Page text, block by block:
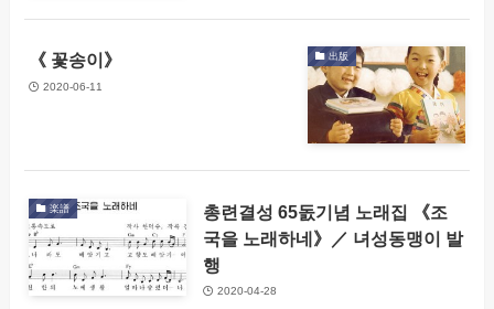
出版
《 꽃송이》
2020-06-11
楽譜
총련결성 65돐기념 노래집 《조
국을 노래하네》／ 녀성동맹이 발
행
2020-04-28